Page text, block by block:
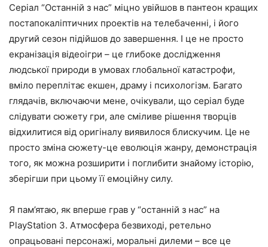
Серіал “Останній з нас” міцно увійшов в пантеон кращих
постапокаліптичних проектів на телебаченні, і його
другий сезон підійшов до завершення. І це не просто
екранізація відеоігри – це глибоке дослідження
людської природи в умовах глобальної катастрофи,
вміло переплітає екшен, драму і психологізм. Багато
глядачів, включаючи мене, очікували, що серіал буде
слідувати сюжету гри, але сміливе рішення творців
відхилитися від оригіналу виявилося блискучим. Це не
просто зміна сюжету-це еволюція жанру, демонстрація
того, як можна розширити і поглибити знайому історію,
зберігши при цьому її емоційну силу.
Я пам’ятаю, як вперше грав у “останній з нас” на
PlayStation 3. Атмосфера безвиході, ретельно
опрацьовані персонажі, моральні дилеми – все це